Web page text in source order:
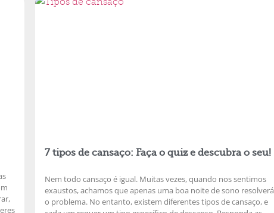
7 tipos de cansaço: Faça o quiz e descubra o seu!
Nem todo cansaço é igual. Muitas vezes, quando nos sentimos
exaustos, achamos que apenas uma boa noite de sono resolverá
o problema. No entanto, existem diferentes tipos de cansaço, e